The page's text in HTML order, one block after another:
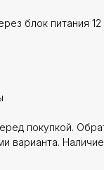
блок питания 12
покупкой.
варианта.